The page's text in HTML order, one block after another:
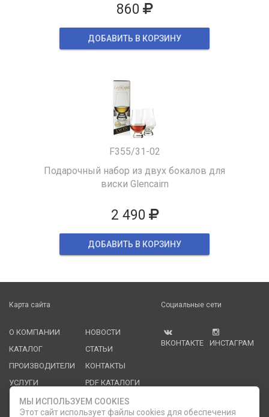
860
ДОБАВИТЬ В КОРЗИНУ
F355/31-02
Подарочный набор из двух бокалов для
виски Glencairn
2 490
ДОБАВИТЬ В КОРЗИНУ
Карта сайта
О КОМПАНИИ
КАТАЛОГ
ПРОИЗВОДИТЕЛИ
УСЛУГИ
НОВОСТИ
СТАТЬИ
КОНТАКТЫ
PDF КАТАЛОГИ
ОПЛАТА И
ДОСТАВКА
Социальные сети
ВКОНТАКТЕ ИНСТАГРАМ
МЫ ИСПОЛЬЗУЕМ COOKIES
Этот сайт использует файлы cookies для обеспечения